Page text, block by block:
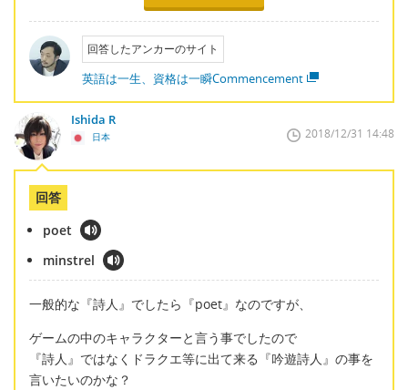
回答したアンカーのサイト
英語は一生、資格は一瞬Commencement
Ishida R
日本 2018/12/31 14:48
回答
poet
minstrel
一般的な『詩人』でしたら『poet』なのですが、
ゲームの中のキャラクターと言う事でしたので
『詩人』ではなくドラクエ等に出て来る『吟遊詩人』の事を
言いたいのかな？